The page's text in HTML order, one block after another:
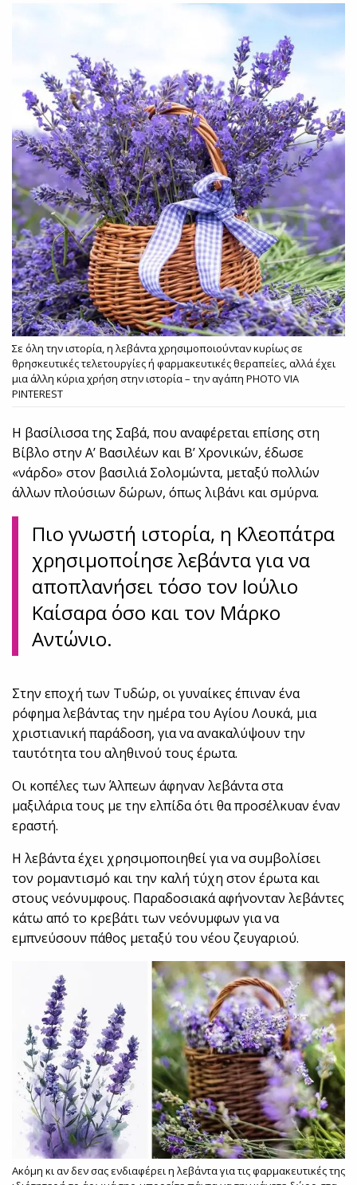
Σε όλη την ιστορία, η λεβάντα χρησιμοποιούνταν κυρίως σε
θρησκευτικές τελετουργίες ή φαρμακευτικές θεραπείες, αλλά έχει
μια άλλη κύρια χρήση στην ιστορία – την αγάπη PHOTO VIA
PINTEREST
Η βασίλισσα της Σαβά, που αναφέρεται επίσης στη
Βίβλο στην Α’ Βασιλέων και Β’ Χρονικών, έδωσε
«νάρδο» στον βασιλιά Σολομώντα, μεταξύ πολλών
άλλων πλούσιων δώρων, όπως λιβάνι και σμύρνα.
Πιο γνωστή ιστορία, η Κλεοπάτρα
χρησιμοποίησε λεβάντα για να
αποπλανήσει τόσο τον Ιούλιο
Καίσαρα όσο και τον Μάρκο
Αντώνιο.
Στην εποχή των Τυδώρ, οι γυναίκες έπιναν ένα
ρόφημα λεβάντας την ημέρα του Αγίου Λουκά, μια
χριστιανική παράδοση, για να ανακαλύψουν την
ταυτότητα του αληθινού τους έρωτα.
Οι κοπέλες των Άλπεων άφηναν λεβάντα στα
μαξιλάρια τους με την ελπίδα ότι θα προσέλκυαν έναν
εραστή.
Η λεβάντα έχει χρησιμοποιηθεί για να συμβολίσει
τον ρομαντισμό και την καλή τύχη στον έρωτα και
στους νεόνυμφους. Παραδοσιακά αφήνονταν λεβάντες
κάτω από το κρεβάτι των νεόνυμφων για να
εμπνεύσουν πάθος μεταξύ του νέου ζευγαριού.
Ακόμη κι αν δεν σας ενδιαφέρει η λεβάντα για τις φαρμακευτικές της